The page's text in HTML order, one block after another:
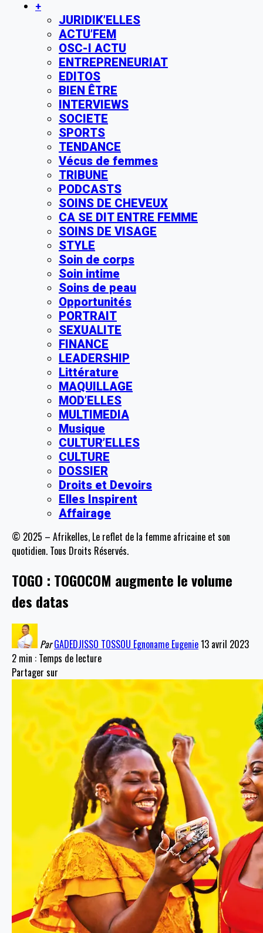
+
JURIDIK’ELLES
ACTU’FEM
OSC-I ACTU
ENTREPRENEURIAT
EDITOS
BIEN ÊTRE
INTERVIEWS
SOCIETE
SPORTS
TENDANCE
Vécus de femmes
TRIBUNE
PODCASTS
SOINS DE CHEVEUX
CA SE DIT ENTRE FEMME
SOINS DE VISAGE
STYLE
Soin de corps
Soin intime
Soins de peau
Opportunités
PORTRAIT
SEXUALITE
FINANCE
LEADERSHIP
Littérature
MAQUILLAGE
MOD’ELLES
MULTIMEDIA
Musique
CULTUR’ELLES
CULTURE
DOSSIER
Droits et Devoirs
Elles Inspirent
Affairage
© 2025 – Afrikelles, Le reflet de la femme africaine et son
quotidien. Tous Droits Réservés.
TOGO : TOGOCOM augmente le volume
des datas
Par GADEDJISSO TOSSOU Egnoname Eugenie13 avril 2023
2 min : Temps de lecture
Partager sur